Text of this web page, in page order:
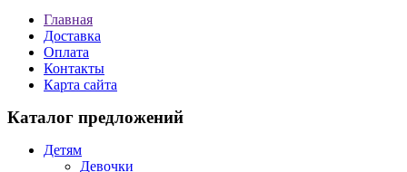
Главная
Доставка
Оплата
Контакты
Карта сайта
Каталог предложений
Детям
Девочки